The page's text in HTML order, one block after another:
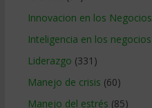
Innovacion en los Negocios
Inteligencia en los negocios
Liderazgo (331)
Manejo de crisis (60)
Manejo del estrés (85)